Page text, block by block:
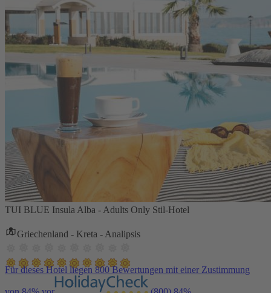
TUI BLUE Insula Alba - Adults Only Stil-Hotel
Griechenland - Kreta - Analipsis
Für dieses Hotel liegen 800 Bewertungen mit einer Zustimmung